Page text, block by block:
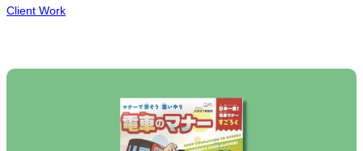
Client Work